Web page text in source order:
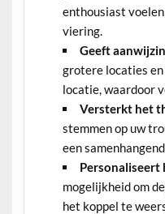
enthousiast
viering.
Geeft
grotere locaties
locatie, waardoor
Versterkt het
stemmen op uw
een
Personaliseert
mogelijkheid om
het koppel te